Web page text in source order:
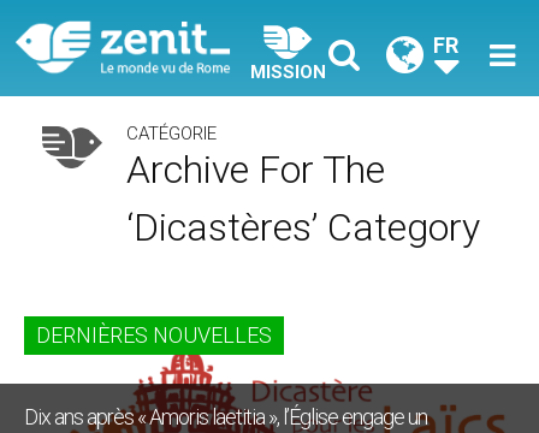
MISSION
FR
CATÉGORIE
Archive For The
‘Dicastères’ Category
DERNIÈRES NOUVELLES
Dix ans après « Amoris laetitia », l’Église engage un